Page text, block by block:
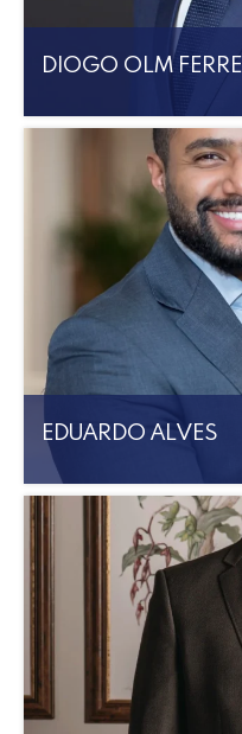
DIOGO OLM
EDUARDO ALVES